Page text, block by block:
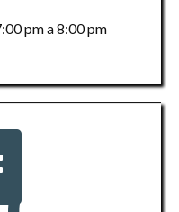
pm a 8:00 pm